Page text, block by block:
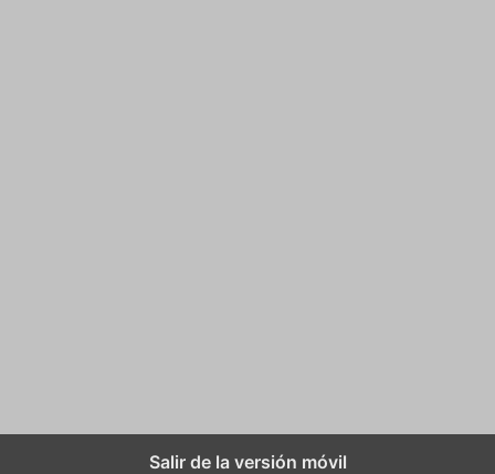
Salir de la versión móvil